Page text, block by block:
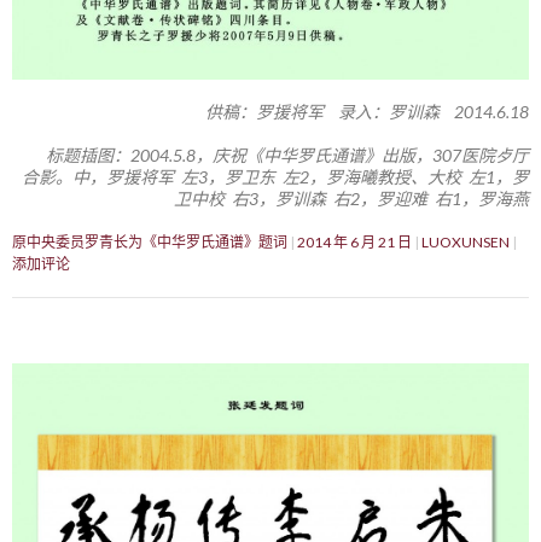
供稿：罗援将军 录入：罗训森 2014.6.18
标题插图：2004.5.8，庆祝《中华罗氏通谱》出版，307医院歺厅
合影。中，罗援将军 左3，罗卫东 左2，罗海曦教授、大校 左1，罗
卫中校 右3，罗训森 右2，罗迎难 右1，罗海燕
原中央委员罗青长为《中华罗氏通谱》题词 2014 年 6 月 21 日
LUOXUNSEN
添加评论